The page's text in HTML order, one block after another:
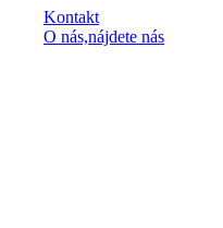
Kontakt
O nás,nájdete nás